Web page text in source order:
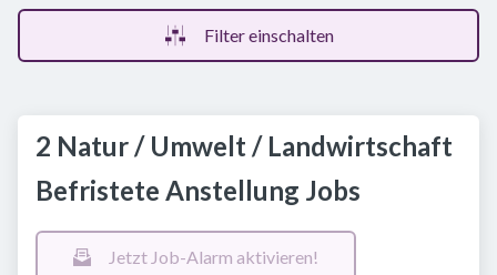
Filter einschalten
2 Natur / Umwelt / Landwirtschaft
Befristete Anstellung Jobs
Jetzt Job-Alarm aktivieren!